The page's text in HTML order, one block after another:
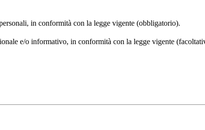
in conformità con la legge vigente (obbligatorio).
e/o informativo, in conformità con la legge vigente